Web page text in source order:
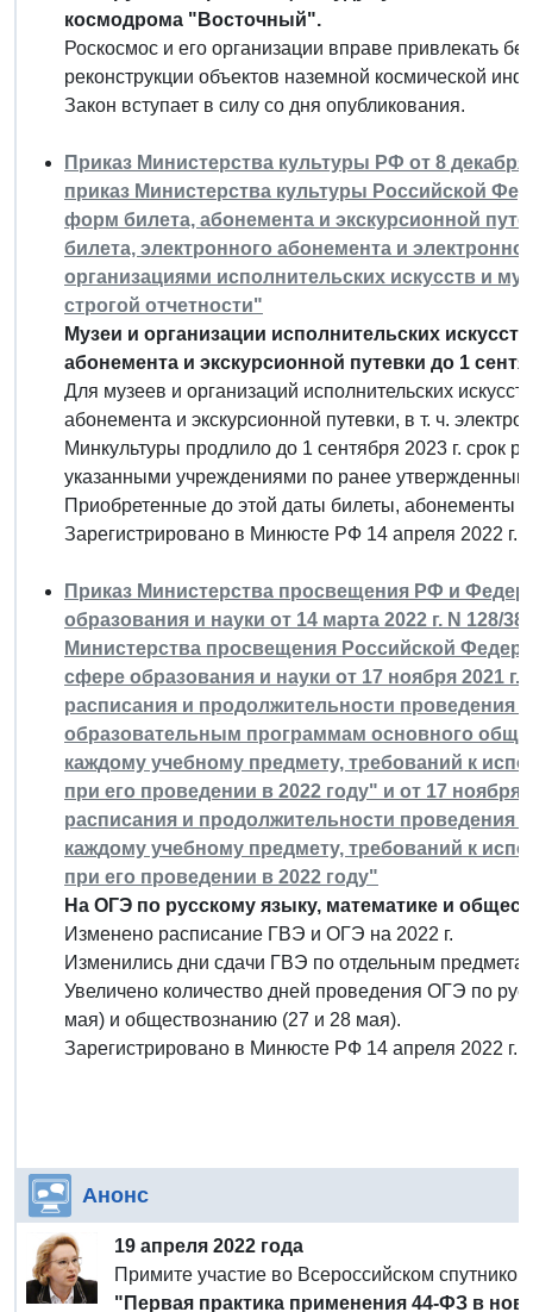
космодрома "Восточный".
Роскосмос и его организации вправе привлекать
реконструкции объектов наземной космической
Закон вступает в силу со дня опубликования.
Приказ Министерства культуры РФ от 8
приказ Министерства культуры Российской
форм билета, абонемента и экскурсионной
билета, электронного абонемента и
организациями исполнительских искусств и
строгой отчетности"
Музеи и организации исполнительских
абонемента и экскурсионной путевки до 1
Для музеев и организаций исполнительских
абонемента и экскурсионной путевки, в т. ч.
Минкультуры продлило до 1 сентября 2023 г. срок
указанными учреждениями по ранее
Приобретенные до этой даты билеты, абонементы и
Зарегистрировано в Минюсте РФ 14 апреля 2022 г.
Приказ Министерства просвещения РФ и
образования и науки от 14 марта 2022 г. N 128/
Министерства просвещения Российской
сфере образования и науки от 17 ноября 2021
расписания и продолжительности проведения
образовательным программам основного
каждому учебному предмету, требований к
при его проведении в 2022 году" и от 17 ноября
расписания и продолжительности проведения
каждому учебному предмету, требований к
при его проведении в 2022 году"
На ОГЭ по русскому языку, математике и
Изменено расписание ГВЭ и ОГЭ на 2022 г.
Изменились дни сдачи ГВЭ по отдельным
Увеличено количество дней проведения ОГЭ по
мая) и обществознанию (27 и 28 мая).
Зарегистрировано в Минюсте РФ 14 апреля 2022 г.
Анонс
19 апреля 2022 года
Примите участие во Всероссийском
"Первая практика применения 44-ФЗ в